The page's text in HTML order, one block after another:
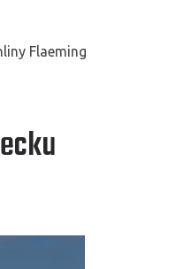
Flaeming